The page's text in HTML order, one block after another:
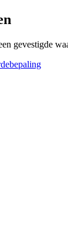
gevestigde